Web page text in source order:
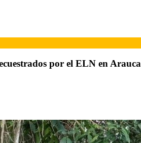
por el ELN en Arauca